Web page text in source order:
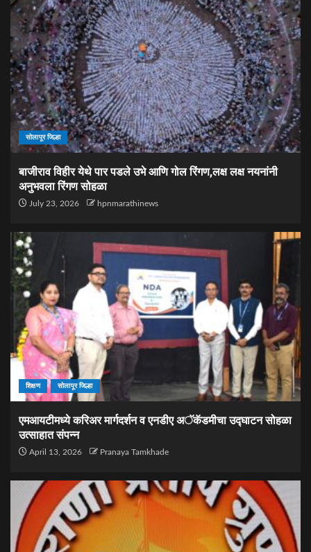
सोलापूर जिल्हा
बाजीराव विहीर येथे पार पडले उभे आणि गोल रिंगण,लक्ष लक्ष नयनांनी
अनुभवला रिंगण सोहळा
July 23, 2026 hpnmarathinews
शिक्षण सोलापूर जिल्हा
एमआयटीमध्ये करिअर मार्गदर्शन व एनडीए अॅकॅडमीचा उद्घाटन सोहळा
उत्साहात संपन्न
April 13, 2026 Pranaya Tamkhade